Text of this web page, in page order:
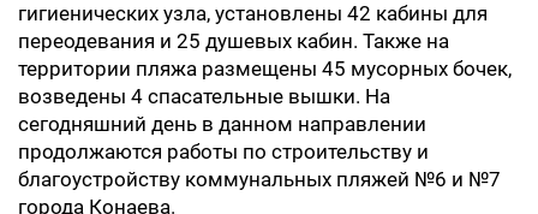
гигиенических узла, установлены 42 кабины для
переодевания и 25 душевых кабин. Также на
территории пляжа размещены 45 мусорных бочек,
возведены 4 спасательные вышки. На
сегодняшний день в данном направлении
продолжаются работы по строительству и
благоустройству коммунальных пляжей №6 и №7
города Конаева.